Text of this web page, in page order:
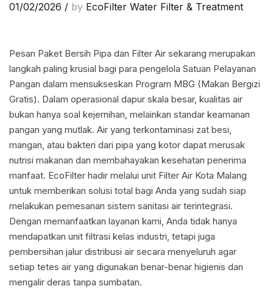
01/02/2026 / by EcoFilter Water Filter & Treatment
Pesan Paket Bersih Pipa dan Filter Air sekarang merupakan
langkah paling krusial bagi para pengelola Satuan Pelayanan
Pangan dalam mensukseskan Program MBG (Makan Bergizi
Gratis). Dalam operasional dapur skala besar, kualitas air
bukan hanya soal kejernihan, melainkan standar keamanan
pangan yang mutlak. Air yang terkontaminasi zat besi,
mangan, atau bakteri dari pipa yang kotor dapat merusak
nutrisi makanan dan membahayakan kesehatan penerima
manfaat. EcoFilter hadir melalui unit Filter Air Kota Malang
untuk memberikan solusi total bagi Anda yang sudah siap
melakukan pemesanan sistem sanitasi air terintegrasi.
Dengan memanfaatkan layanan kami, Anda tidak hanya
mendapatkan unit filtrasi kelas industri, tetapi juga
pembersihan jalur distribusi air secara menyeluruh agar
setiap tetes air yang digunakan benar-benar higienis dan
mengalir deras tanpa sumbatan.